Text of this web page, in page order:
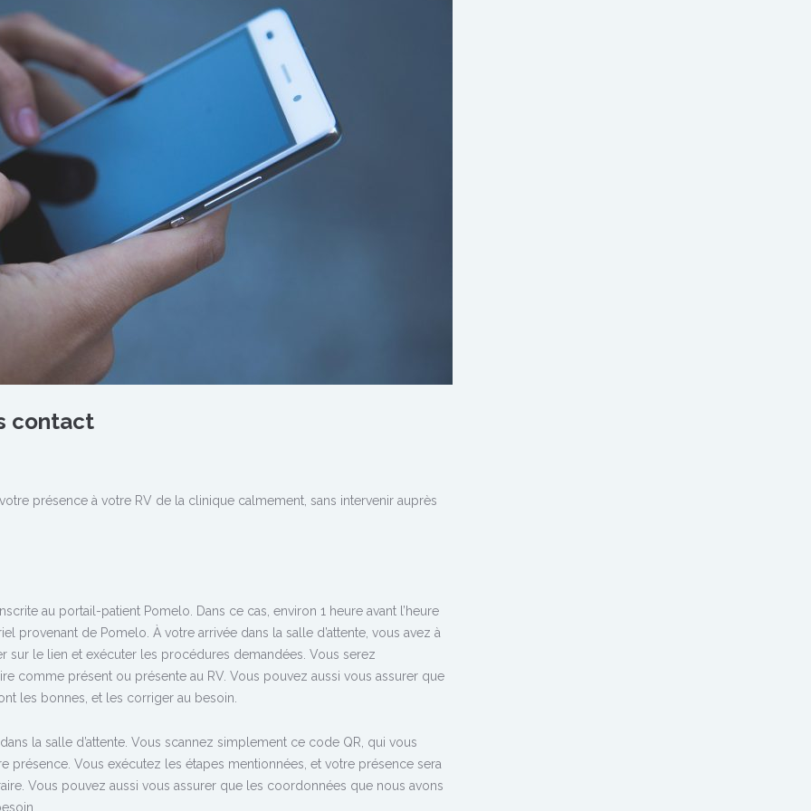
contact
présence à votre RV de la clinique calmement, sans intervenir auprès
au portail-patient Pomelo. Dans ce cas, environ 1 heure avant l’heure
provenant de Pomelo. À votre arrivée dans la salle d’attente, vous avez à
sur le lien et exécuter les procédures demandées. Vous serez
comme présent ou présente au RV. Vous pouvez aussi vous assurer que
les bonnes, et les corriger au besoin.
la salle d’attente. Vous scannez simplement ce code QR, qui vous
présence. Vous exécutez les étapes mentionnées, et votre présence sera
Vous pouvez aussi vous assurer que les coordonnées que nous avons